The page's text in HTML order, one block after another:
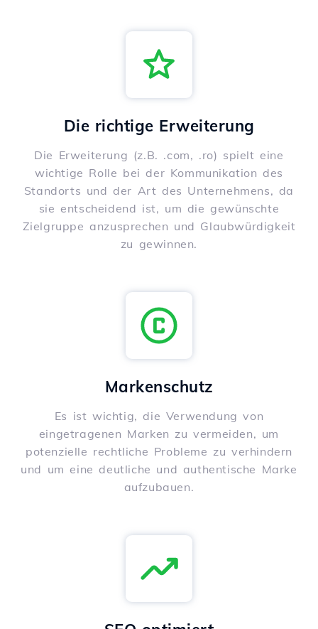
Die richtige Erweiterung
Die Erweiterung (z.B. .com, .ro) spielt eine
wichtige Rolle bei der Kommunikation des
Standorts und der Art des Unternehmens, da
sie entscheidend ist, um die gewünschte
Zielgruppe anzusprechen und Glaubwürdigkeit
zu gewinnen.
Markenschutz
Es ist wichtig, die Verwendung von
eingetragenen Marken zu vermeiden, um
potenzielle rechtliche Probleme zu verhindern
und um eine deutliche und authentische Marke
aufzubauen.